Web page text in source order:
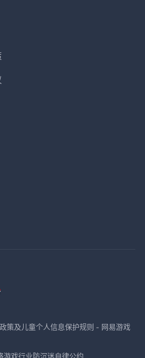
策及儿童个人信息保护规则 - 网易游戏